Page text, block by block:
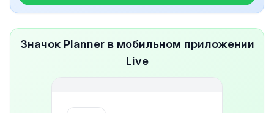
Значок Planner в мобильном приложении
Live